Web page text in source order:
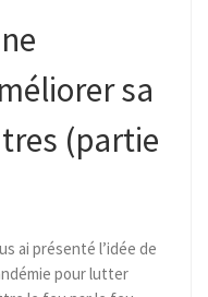
sa
(partie
ai présenté l’idée de
pour lutter